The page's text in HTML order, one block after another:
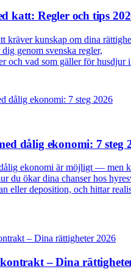
katt: Regler och tips
kräver kunskap om dina
genom svenska regler,
och vad som gäller för husdjur
dålig ekonomi: 7 steg
ekonomi är möjligt — men
du ökar dina chanser hos
eller deposition, och hittar
– Dina